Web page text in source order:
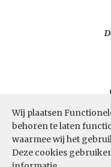
Wij plaatsen
behoren te laten
waarmee wij het
Deze cookies